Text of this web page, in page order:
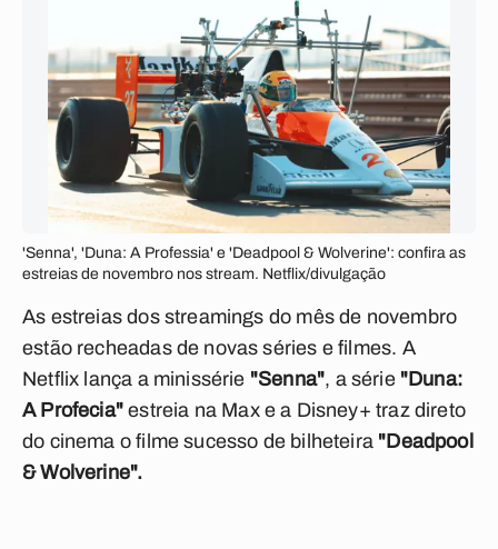
'Senna', 'Duna: A Professia' e 'Deadpool & Wolverine': confira as
estreias de novembro nos stream. Netflix/divulgação
As estreias dos streamings do mês de novembro
estão recheadas de novas séries e filmes. A
Netflix lança a minissérie "Senna", a série "Duna:
A Profecia"estreia na Max e a Disney+ traz direto
do cinema o filme sucesso de bilheteira "Deadpool
& Wolverine".